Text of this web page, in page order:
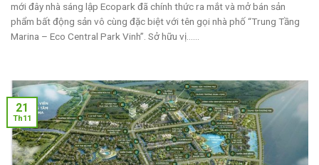
mới đây nhà sáng lập Ecopark đã chính thức ra mắt và mở bán sản
phẩm bất động sản vô cùng đặc biệt với tên gọi nhà phố “Trung Tầng
Marina – Eco Central Park Vinh”. Sở hữu vị......
21
Th11